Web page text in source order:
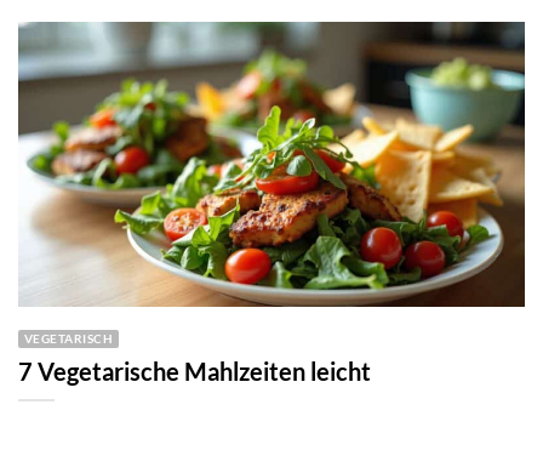
VEGETARISCH
7 Vegetarische Mahlzeiten leicht